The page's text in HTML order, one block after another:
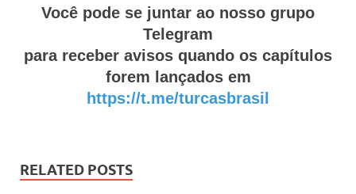
Você pode se juntar ao nosso grupo
Telegram
para receber avisos quando os capítulos
forem lançados em
https://t.me/turcasbrasil
RELATED POSTS